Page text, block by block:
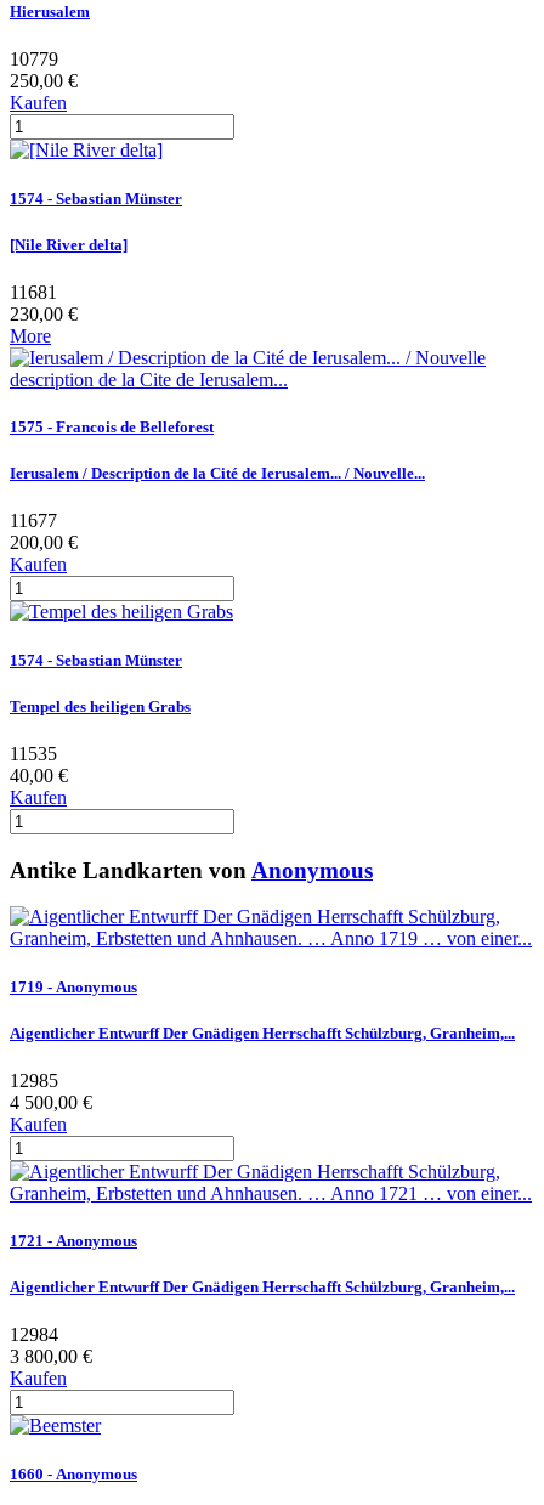
Hierusalem
10779
250,00 €
Kaufen
1574 - Sebastian Münster
[Nile River delta]
11681
230,00 €
More
1575 - Francois de Belleforest
Ierusalem / Description de la Cité de Ierusalem... / Nouvelle...
11677
200,00 €
Kaufen
1574 - Sebastian Münster
Tempel des heiligen Grabs
11535
40,00 €
Kaufen
Antike Landkarten von Anonymous
1719 - Anonymous
Aigentlicher Entwurff Der Gnädigen Herrschafft Schülzburg, Granheim,...
12985
4 500,00 €
Kaufen
1721 - Anonymous
Aigentlicher Entwurff Der Gnädigen Herrschafft Schülzburg, Granheim,...
12984
3 800,00 €
Kaufen
1660 - Anonymous